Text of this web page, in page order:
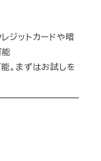
ジットカードや暗
。まずはお試しを